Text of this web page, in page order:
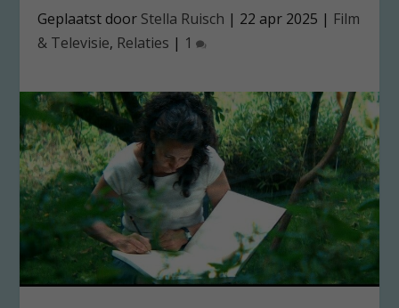
Geplaatst door Stella Ruisch | 22 apr 2025 | Film
& Televisie, Relaties | 1